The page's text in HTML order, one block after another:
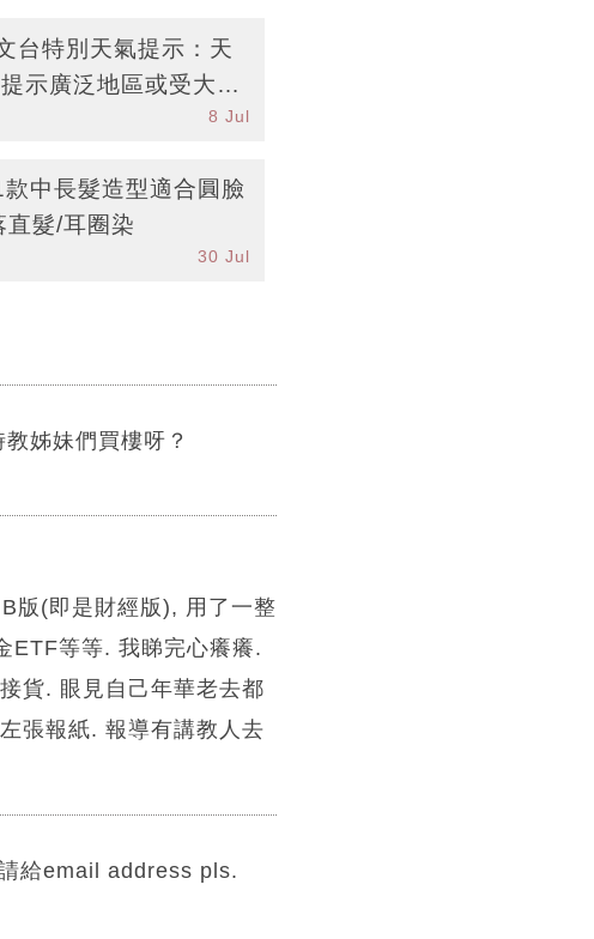
台特別天氣提示：天
示廣泛地區或受大雨
8 Jul
中長髮造型適合圓臉
直髮/耳圈染
30 Jul
姊妹們買樓呀？
版(即是財經版), 用了一整
ETF等等. 我睇完心癢癢.
貨. 眼見自己年華老去都
張報紙. 報導有講教人去
給email address pls.